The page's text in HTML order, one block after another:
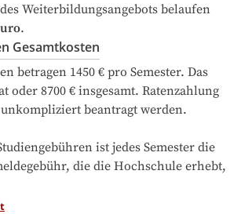
Weiterbildungsangebots belaufen
.
Gesamtkosten
betragen 1450 € pro Semester. Das
oder 8700 € insgesamt. Ratenzahlung
beantragt werden.
ist jedes Semester die
die die Hochschule erhebt,